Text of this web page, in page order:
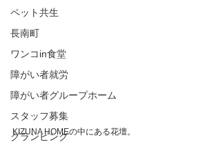
ペット共生
長南町
ワンコin食堂
障がい者就労
障がい者グループホーム
スタッフ募集
グランピング
KIZUNA HOMEの中にある花壇。